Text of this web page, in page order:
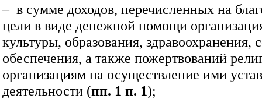
– в сумме доходов, перечисленных на
цели в виде денежной помощи
культуры, образования, здравоохранения,
обеспечения, а также пожертвований
организациям на осуществление ими
деятельности (пп. 1 п. 1);